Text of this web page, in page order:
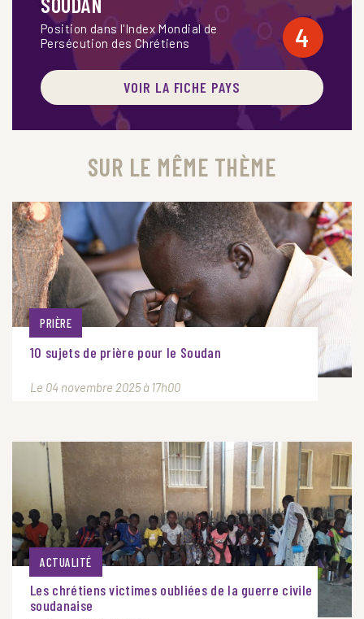
Position dans l'Index Mondial de
Persécution des Chrétiens
4
VOIR LA FICHE PAYS
SUR LE MÊME THÈME
PRIÈRE
10 sujets de prière pour le Soudan
Le 04 novembre 2025 à 17h00
ACTUALITÉ
Les chrétiens victimes oubliées de la guerre civile
soudanaise